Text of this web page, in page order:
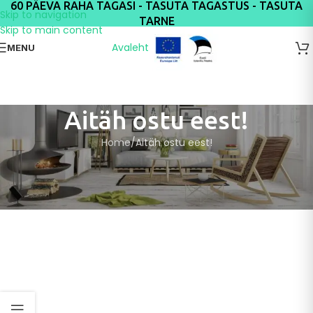
Skip to navigation
Skip to main content
60 PÄEVA RAHA TAGASI - TASUTA TAGASTUS - TASUTA
TARNE
MENU Avaleht
Aitäh ostu eest!
Home Aitäh ostu eest!